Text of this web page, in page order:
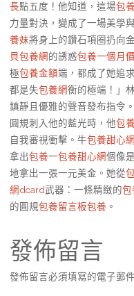
長點五度！他知道，這場包養
力量對決，變成了一場美學
養妹將身上的鑽石項圈扔向
貝包養網的誘惑包養一個月
極包養金額端，都成了她追
都是失包養網衡的極端！」
鎮靜且優雅的聲音發布指令
圓規刺入他的藍光時，他包
自我審視衝擊。牛包養甜心網
拿出包養一包養甜心網個像
地拿出一張一元美金。她從
網dcard武器：一條精緻的包
的圓規包養留言板包養 。
發佈留言
發佈留言必須填寫的電子郵